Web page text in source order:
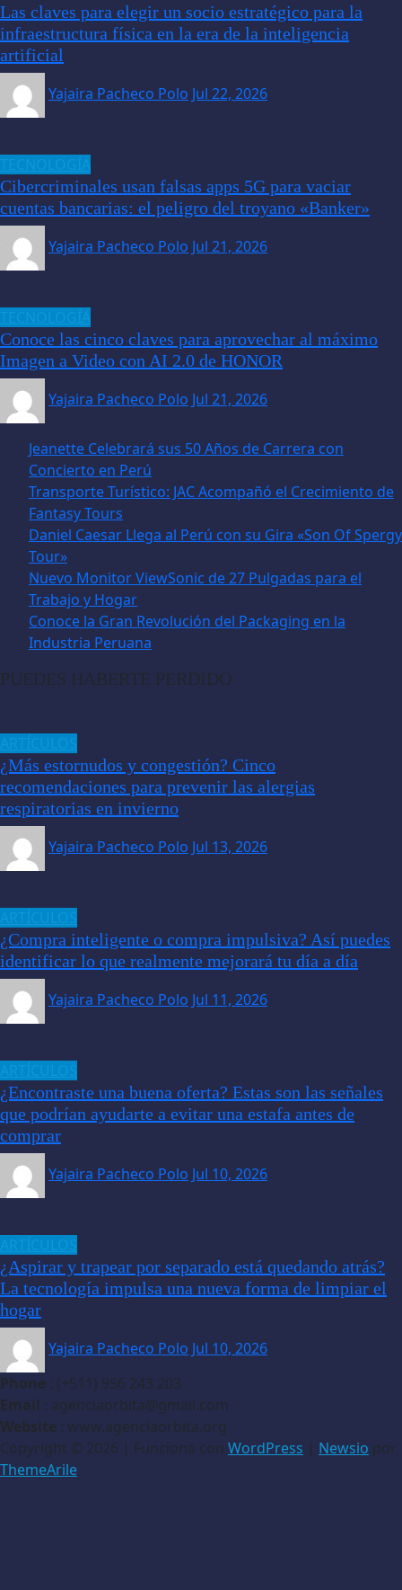
Las claves para elegir un socio estratégico para la
infraestructura física en la era de la inteligencia
artificial
Yajaira Pacheco Polo Jul 22, 2026
Cibercriminales usan falsas apps 5G para vaciar
cuentas bancarias: el peligro del troyano «Banker»
Yajaira Pacheco Polo Jul 21, 2026
Conoce las cinco claves para aprovechar al máximo
Imagen a Video con AI 2.0 de HONOR
Yajaira Pacheco Polo Jul 21, 2026
Jeanette Celebrará sus 50 Años de Carrera con
Concierto en Perú
Transporte Turístico: JAC Acompañó el Crecimiento de
Fantasy Tours
Daniel Caesar Llega al Perú con su Gira «Son Of Spergy
Tour»
Nuevo Monitor ViewSonic de 27 Pulgadas para el
Trabajo y Hogar
Conoce la Gran Revolución del Packaging en la
Industria Peruana
PUEDES HABERTE PERDIDO
¿Más estornudos y congestión? Cinco
recomendaciones para prevenir las alergias
respiratorias en invierno
Yajaira Pacheco Polo Jul 13, 2026
¿Compra inteligente o compra impulsiva? Así puedes
identificar lo que realmente mejorará tu día a día
Yajaira Pacheco Polo Jul 11, 2026
¿Encontraste una buena oferta? Estas son las señales
que podrían ayudarte a evitar una estafa antes de
comprar
Yajaira Pacheco Polo Jul 10, 2026
¿Aspirar y trapear por separado está quedando atrás?
La tecnología impulsa una nueva forma de limpiar el
hogar
Yajaira Pacheco Polo Jul 10, 2026
Phone : (+511) 956 243 203
Email : agenciaorbita@gmail.com
Website : www.agenciaorbita.org
Copyright © 2026 | Funciona con WordPress | Newsio por
ThemeArile